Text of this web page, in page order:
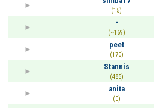
(15)
-
(~169)
peet
(170)
Stannis
(485)
anita
(0)